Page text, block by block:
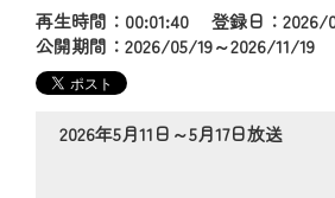
再生時間：00:01:40 登録日：2026/
公開期間：2026/05/19～2026/11/19
2026年5月11日～5月17日放送
【変更点】
◆デザイン変更により、お
の動画コンテンツが一目瞭然
◆当社アプリやＰＣブラウ
でも・どこでも・外出先でも